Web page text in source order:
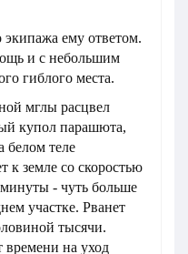
ему ответом.
и с небольшим
гиблого места.
мглы расцвел
купол парашюта,
белом теле
к земле со скоростью
- чуть больше
участке. Рванет
тысячи.
на уход